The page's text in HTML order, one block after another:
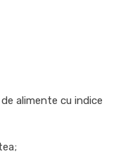
alimente cu indice